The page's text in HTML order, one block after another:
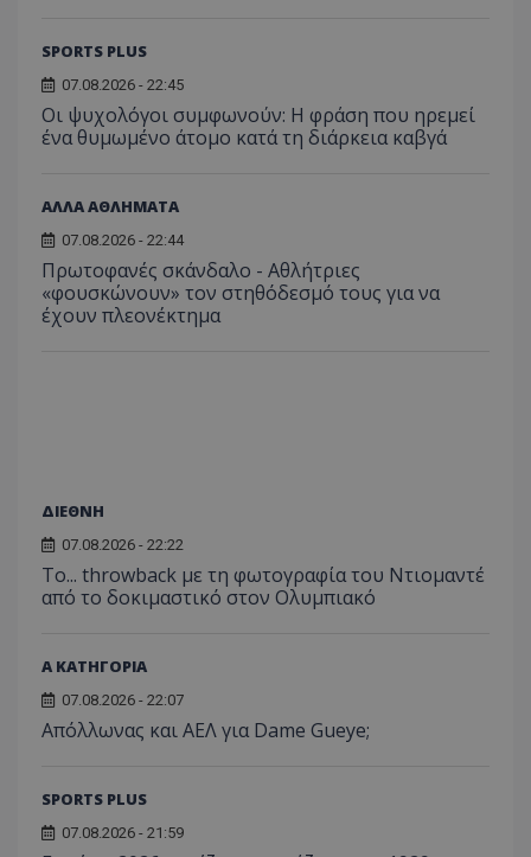
SPORTS PLUS
07.08.2026 - 22:45
Οι ψυχολόγοι συμφωνούν: Η φράση που ηρεμεί
ένα θυμωμένο άτομο κατά τη διάρκεια καβγά
ΑΛΛΑ ΑΘΛΗΜΑΤΑ
07.08.2026 - 22:44
Πρωτοφανές σκάνδαλο - Aθλήτριες
«φουσκώνουν» τον στηθόδεσμό τους για να
έχουν πλεονέκτημα
ΔΙΕΘΝΗ
07.08.2026 - 22:22
Το... throwback με τη φωτογραφία του Ντιομαντέ
από το δοκιμαστικό στον Ολυμπιακό
Α ΚΑΤΗΓΟΡΙΑ
07.08.2026 - 22:07
Απόλλωνας και ΑΕΛ για Dame Gueye;
SPORTS PLUS
07.08.2026 - 21:59